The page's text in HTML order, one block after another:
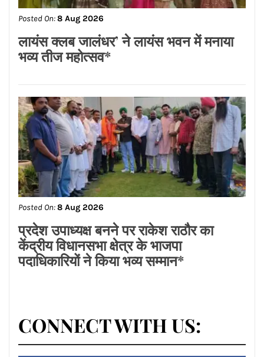
ਭਾਰਤ ਪਹੁੰਚਿਆ
Posted On:8 Aug 2026
लायंस क्लब जालंधर’ ने लायंस भवन में मनाया
भव्य तीज महोत्सव*
Posted On:8 Aug 2026